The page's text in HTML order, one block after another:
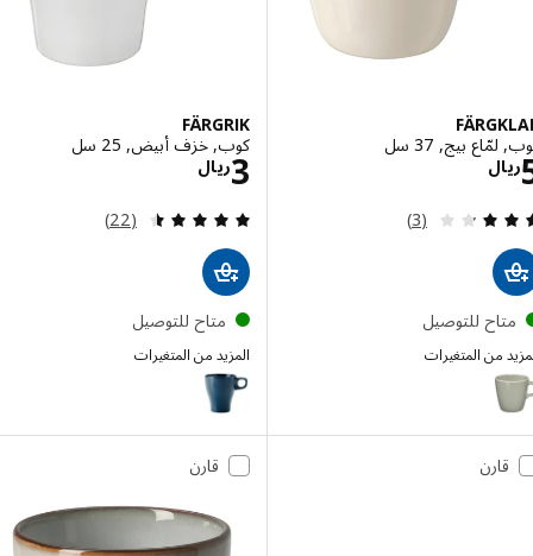
بيج, 37 سل
الاسعار ريال 5
مراجعة: 3.3 من أصل 5 نجوم. إجمالي المراجعات:
(3)
للتوصيل
من المتغيرات
FÄRGRIK
كوب, خزف أبيض, 25 سل
ريالالاسعار ريال 3
مراجعة: 4.5 من أصل 5 نجوم. إجمالي المراجعات:
(22)
متاح للتوصيل
المزيد من المتغيرات
FÄRGRIK
قارن قارن